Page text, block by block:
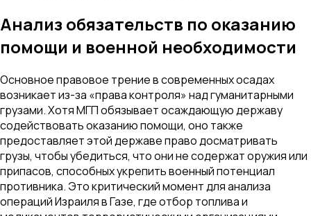
Анализ обязательств по оказанию
помощи и военной необходимости
Основное правовое трение в современных осадах
возникает из-за «права контроля» над гуманитарными
грузами. Хотя МГП обязывает осаждающую державу
содействовать оказанию помощи, оно также
предоставляет этой державе право досматривать
грузы, чтобы убедиться, что они не содержат оружия или
припасов, способных укрепить военный потенциал
противника. Это критический момент для анализа
операций Израиля в Газе, где отбор топлива и